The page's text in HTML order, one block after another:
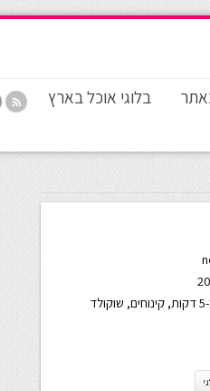
בלוגי אוכל בארץ
, קינוחים, שוקולד